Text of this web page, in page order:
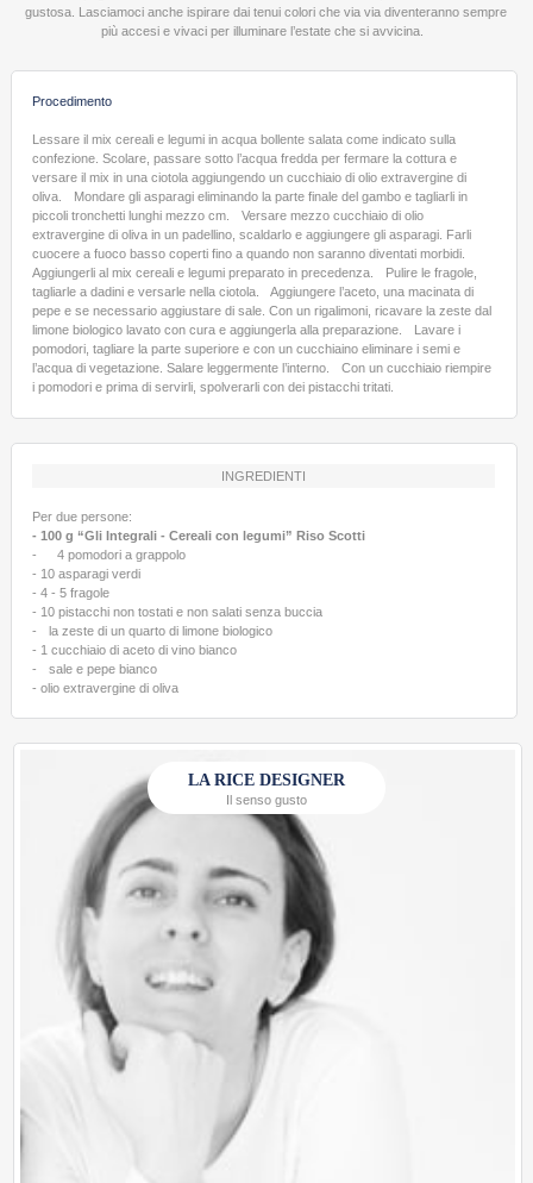
gustosa. Lasciamoci anche ispirare dai tenui colori che via via diventeranno sempre
più accesi e vivaci per illuminare l’estate che si avvicina.
Procedimento
Lessare il mix cereali e legumi in acqua bollente salata come indicato sulla
confezione. Scolare, passare sotto l’acqua fredda per fermare la cottura e
versare il mix in una ciotola aggiungendo un cucchiaio di olio extravergine di
oliva. Mondare gli asparagi eliminando la parte finale del gambo e tagliarli in
piccoli tronchetti lunghi mezzo cm. Versare mezzo cucchiaio di olio
extravergine di oliva in un padellino, scaldarlo e aggiungere gli asparagi. Farli
cuocere a fuoco basso coperti fino a quando non saranno diventati morbidi.
Aggiungerli al mix cereali e legumi preparato in precedenza. Pulire le fragole,
tagliarle a dadini e versarle nella ciotola. Aggiungere l’aceto, una macinata di
pepe e se necessario aggiustare di sale. Con un rigalimoni, ricavare la zeste dal
limone biologico lavato con cura e aggiungerla alla preparazione. Lavare i
pomodori, tagliare la parte superiore e con un cucchiaino eliminare i semi e
l’acqua di vegetazione. Salare leggermente l’interno. Con un cucchiaio riempire
i pomodori e prima di servirli, spolverarli con dei pistacchi tritati.
INGREDIENTI
Per due persone:
- 100 g “Gli Integrali - Cereali con legumi” Riso Scotti
- 4 pomodori a grappolo
- 10 asparagi verdi
- 4 - 5 fragole
- 10 pistacchi non tostati e non salati senza buccia
- la zeste di un quarto di limone biologico
- 1 cucchiaio di aceto di vino bianco
- sale e pepe bianco
- olio extravergine di oliva
LA RICE DESIGNER
Il senso gusto